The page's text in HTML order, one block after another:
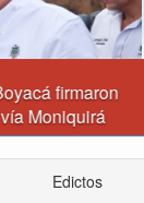
en Boyacá
Edictos